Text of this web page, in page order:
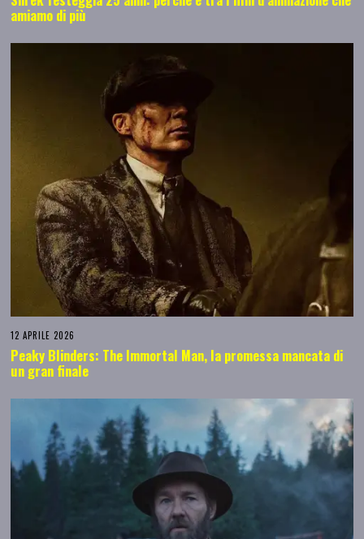
amiamo di più
12 APRILE 2026
Peaky Blinders: The Immortal Man, la promessa mancata di
un gran finale